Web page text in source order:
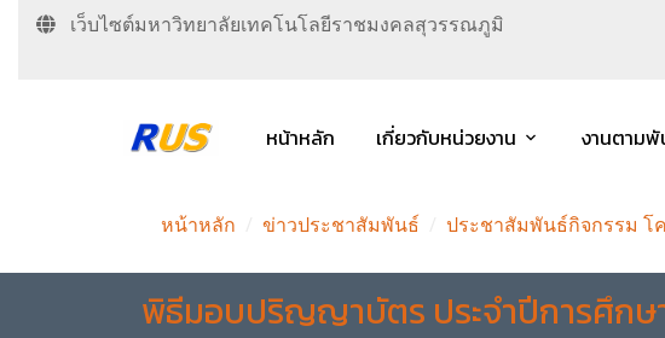
เว็บไซต์มหาวิทยาลัยเทคโนโลยีราชมงคลสุวรรณภูมิ
หน้าหลัก เกี่ยวกับหน่วยงาน งานตาม
หน้าหลัก ข่าวประชาสัมพันธ์ ประชาสัมพันธ์กิจกรรม โ
พิธีมอบปริญญาบัตร ประจำปีการศึกษา